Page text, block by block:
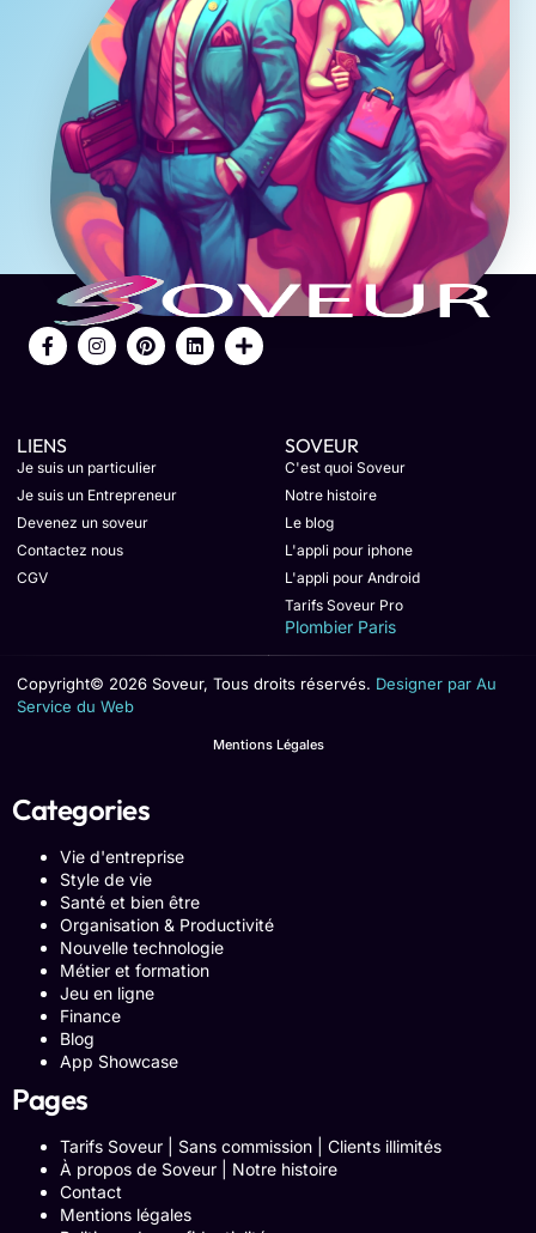
LIENS
Je suis un particulier
Je suis un Entrepreneur
Devenez un soveur
Contactez nous
CGV
SOVEUR
C'est quoi Soveur
Notre histoire
Le blog
L'appli pour iphone
L'appli pour Android
Tarifs Soveur Pro
Plombier Paris
Copyright© 2026 Soveur, Tous droits réservés. Designer par Au
Service du Web
Mentions Légales
Categories
Vie d'entreprise
Style de vie
Santé et bien être
Organisation & Productivité
Nouvelle technologie
Métier et formation
Jeu en ligne
Finance
Blog
App Showcase
Pages
Tarifs Soveur | Sans commission | Clients illimités
À propos de Soveur | Notre histoire
Contact
Mentions légales